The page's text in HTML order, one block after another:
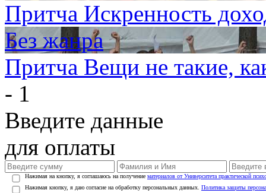
Притча Искренность
Без жанра
Притча Вещи не такие,
- 1
Введите данные
для оплаты
Нажимая на кнопку, я соглашаюсь на получение материалов от Университета практической
Нажимая кнопку, я даю согласие на обработку персональных данных. Политика защиты